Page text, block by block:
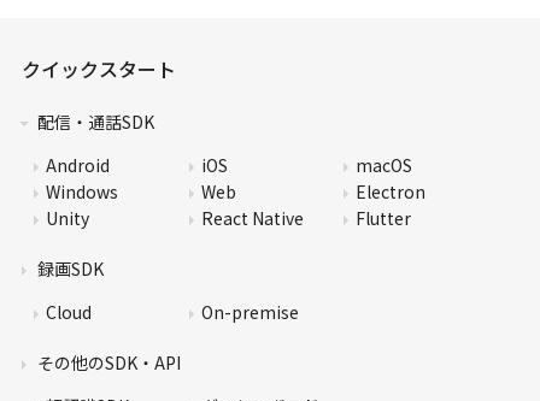
クイックスタート
配信・通話SDK
Android
iOS
macOS
Windows
Web
Electron
Unity
React Native Flutter
録画SDK
Cloud
On-premise
その他のSDK・API